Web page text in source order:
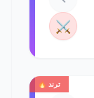
⚔️
ترند 🔥